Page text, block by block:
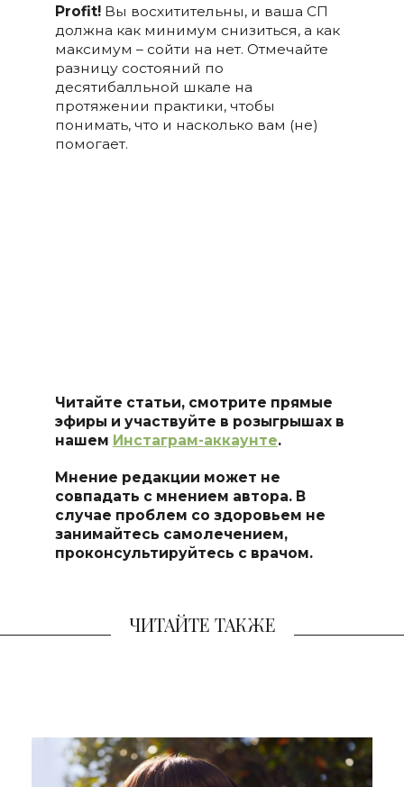
Profit!Вы восхитительны, и ваша СП
должна как минимум снизиться, а как
максимум – сойти на нет. Отмечайте
разницу состояний по
десятибалльной шкале на
протяжении практики, чтобы
понимать, что и насколько вам (не)
помогает.
Читайте статьи, смотрите прямые
эфиры и участвуйте в розыгрышах в
нашем Инстаграм-аккаунте.
Мнение редакции может не
совпадать с мнением автора. В
случае проблем со здоровьем не
занимайтесь самолечением,
проконсультируйтесь с врачом.
ЧИТАЙТЕ ТАКЖЕ